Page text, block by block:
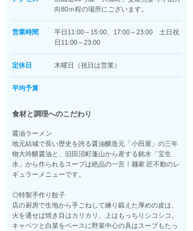
向80ｍ程の場所にございます。
営業時間
平日11:00～15:00、17:00～23:00 土日祝
日11:00～23:00
定休日 木曜日（祝日は営業）
平均予算
食材と調理へのこだわり
醤油ラーメン
地元結城で長い歴史を誇る醤油醸造元「小田屋」の三年
物大吟醸醤油と、旧田沼町蓬山から産する銘水「宝生
水」から作られるスープは絶品の一言！麺家 匠不動のレ
ギュラーメニューです。
◎特製手作り餃子
店の厨房で生地から手ごねして練り鍛えた厚めの皮は、
火を通せば焼き目はカリカリ、上はもっちりシコシコ。
キャベツと白菜をベースに野菜中心の具はスープもたっ